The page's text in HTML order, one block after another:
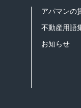
アパマンの
不動産用語
お知らせ